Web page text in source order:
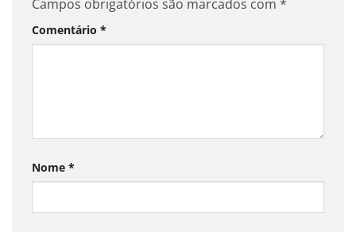
Campos obrigatórios são marcados com *
Comentário *
Nome *